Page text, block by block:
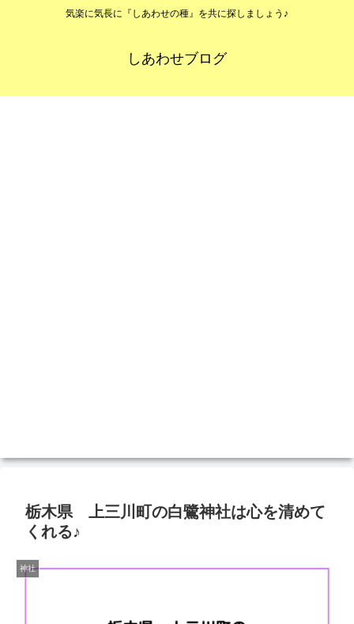
気楽に気長に『しあわせの種』を共に探しましょう♪
しあわせブログ
栃木県 上三川町の白鷺神社は心を清めて
くれる♪
神社